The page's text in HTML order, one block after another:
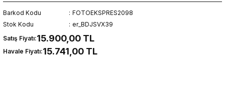
Barkod Kodu
FOTOEKSPRES2098
Stok Kodu
er_BDJSVX39
Satış Fiyatı:15.900,00 TL
Havale Fiyatı:15.741,00 TL